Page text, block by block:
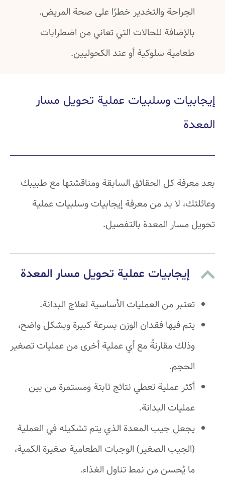
الجراحة والتخدير خطرًا على صحة المريض.
بالإضافة للحالات التي تعاني من اضطرابات
طعامية سلوكية أو عند الكحوليين.
إيجابيات وسلبيات عملية تحويل مسار
المعدة
بعد معرفة كل الحقائق السابقة ومناقشتها مع طبيبك
وعائلتك، لا بد من معرفة إيجابيات وسلبيات عملية
تحويل مسار المعدة بالتفصيل.
إيجابيات عملية تحويل مسار المعدة
تعتبر من العمليات الأساسية لعلاج البدانة.
يتم فيها فقدان الوزن بسرعة كبيرة وبشكل واضح،
وذلك مقارنةً مع أي عملية أخرى من عمليات تصغير
الحجم.
أكثر عملية تعطي نتائج ثابتة ومستمرة من بين
عمليات البدانة.
يجعل جيب المعدة الذي يتم تشكيله في العملية
(الجيب الصغير) الوجبات الطعامية صغيرة الكمية،
ما يُحسن من نمط تناول الغذاء.